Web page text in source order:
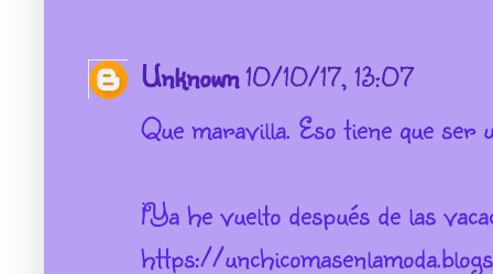
Unknown10/10/17, 13:07
Que maravilla. Eso tiene que ser
¡Ya he vuelto después de las
https://